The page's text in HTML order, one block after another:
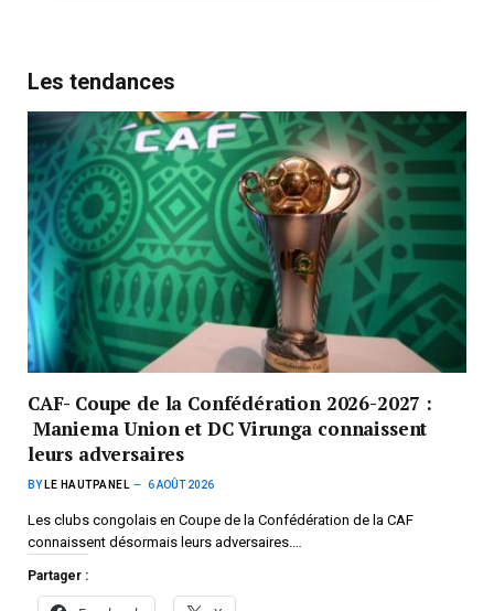
Les tendances
CAF- Coupe de la Confédération 2026-2027 :
Maniema Union et DC Virunga connaissent
leurs adversaires
BY LE HAUTPANEL 6 AOÛT 2026
Les clubs congolais en Coupe de la Confédération de la CAF
connaissent désormais leurs adversaires.…
Partager :